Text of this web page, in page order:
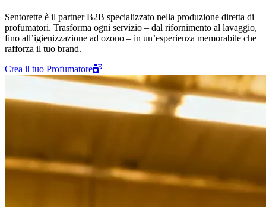
Sentorette è il partner B2B specializzato nella produzione diretta di
profumatori. Trasforma ogni servizio – dal rifornimento al lavaggio,
fino all’igienizzazione ad ozono – in un’esperienza memorabile che
rafforza il tuo brand.
Crea il tuo Profumatore